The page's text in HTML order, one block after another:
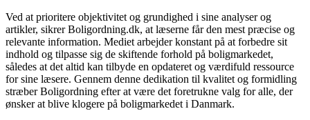
Ved at prioritere objektivitet og grundighed i sine analyser og
artikler, sikrer Boligordning.dk, at læserne får den mest præcise og
relevante information. Mediet arbejder konstant på at forbedre sit
indhold og tilpasse sig de skiftende forhold på boligmarkedet,
således at det altid kan tilbyde en opdateret og værdifuld ressource
for sine læsere. Gennem denne dedikation til kvalitet og formidling
stræber Boligordning efter at være det foretrukne valg for alle, der
ønsker at blive klogere på boligmarkedet i Danmark.